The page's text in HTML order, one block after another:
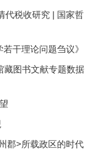
代税收研究 | 国家哲
干理论问题刍议》
藏图书文献专题数据
郡>所载政区的时代